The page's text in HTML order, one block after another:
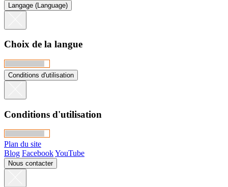
Langage (Language)
Choix de la langue
Conditions d'utilisation
Conditions d'utilisation
Plan du site
Blog FacebookYouTube
Nous contacter